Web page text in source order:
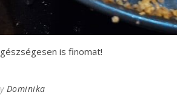
is finomat!
Dominika